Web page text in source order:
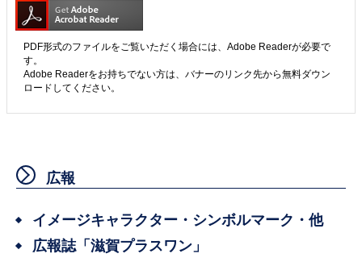
PDF形式のファイルをご覧いただく場合には、Adobe Readerが必要で
す。
Adobe Readerをお持ちでない方は、バナーのリンク先から無料ダウン
ロードしてください。
広報
イメージキャラクター・シンボルマーク・他
広報誌「滋賀プラスワン」